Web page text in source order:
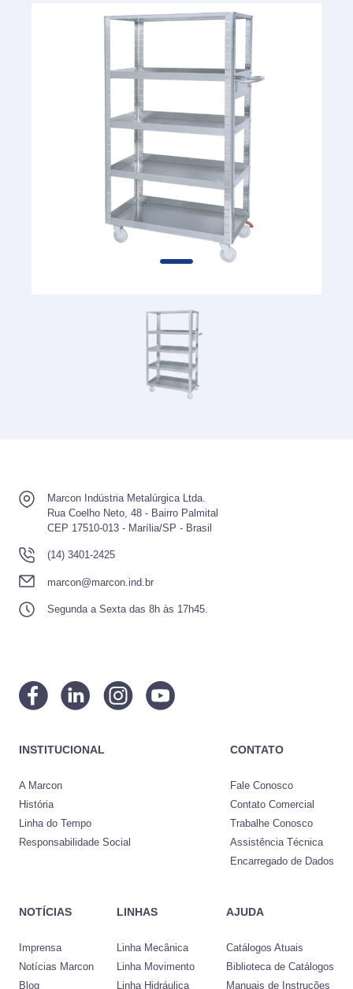
Marcon Indústria Metalúrgica Ltda.
Rua Coelho Neto, 48 - Bairro Palmital
CEP 17510-013 - Marília/SP - Brasil
(14) 3401-2425
marcon@marcon.ind.br
Segunda a Sexta das 8h às 17h45.
INSTITUCIONAL
A Marcon
História
Linha do Tempo
Responsabilidade Social
CONTATO
Fale Conosco
Contato Comercial
Trabalhe Conosco
Assistência Técnica
Encarregado de Dados
NOTÍCIAS
Imprensa
Notícias Marcon
Blog
LINHAS
Linha Mecânica
Linha Movimento
Linha Hidráulica
AJUDA
Catálogos Atuais
Biblioteca de Catálogos
Manuais de Instruções